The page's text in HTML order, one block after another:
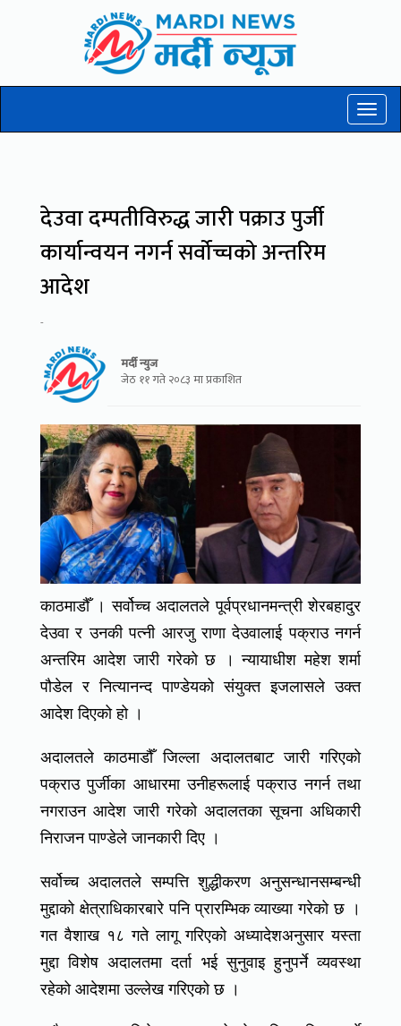
Toggle
देउवा दम्पतीविरुद्ध जारी पक्राउ पुर्जी
कार्यान्वयन नगर्न सर्वोच्चको अन्तरिम
आदेश
-
मर्दी न्युज
जेठ ११ गते २०८३ मा प्रकाशित
काठमाडौँ । सर्वोच्च अदालतले पूर्वप्रधानमन्त्री शेरबहादुर
देउवा र उनकी पत्नी आरजु राणा देउवालाई पक्राउ नगर्न
अन्तरिम आदेश जारी गरेको छ । न्यायाधीश महेश शर्मा
पौडेल र नित्यानन्द पाण्डेयको संयुक्त इजलासले उक्त
आदेश दिएको हो ।
अदालतले काठमाडौँ जिल्ला अदालतबाट जारी गरिएको
पक्राउ पुर्जीका आधारमा उनीहरूलाई पक्राउ नगर्न तथा
नगराउन आदेश जारी गरेको अदालतका सूचना अधिकारी
निराजन पाण्डेले जानकारी दिए ।
सर्वोच्च अदालतले सम्पत्ति शुद्धीकरण अनुसन्धानसम्बन्धी
मुद्दाको क्षेत्राधिकारबारे पनि प्रारम्भिक व्याख्या गरेको छ ।
गत वैशाख १८ गते लागू गरिएको अध्यादेशअनुसार यस्ता
मुद्दा विशेष अदालतमा दर्ता भई सुनुवाइ हुनुपर्ने व्यवस्था
रहेको आदेशमा उल्लेख गरिएको छ ।